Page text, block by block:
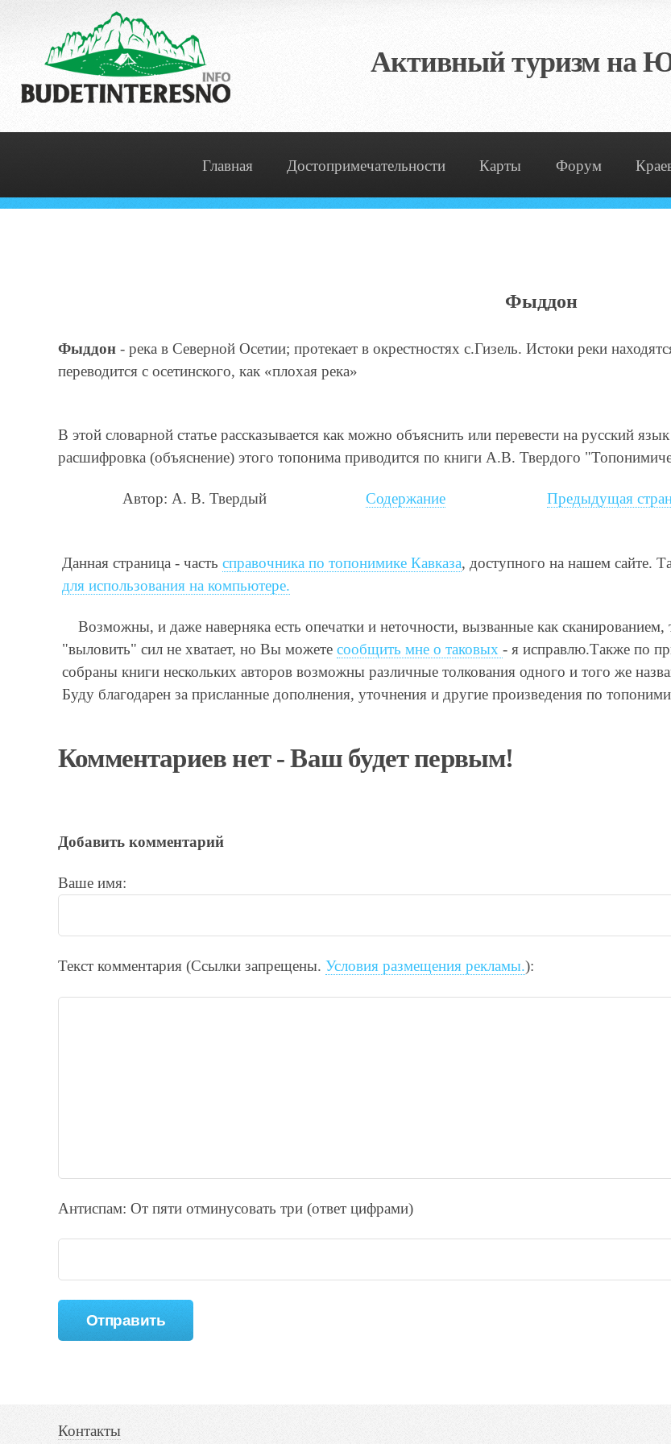
Активный туризм на
Главная Достопримечательности Карты Форум
Фыддон
Фыддон - река в Северной Осетии; протекает в окрестностях с.Гизель. Истоки реки
переводится с осетинского, как «плохая река»
В этой словарной статье рассказывается как можно объяснить или перевести на русский
расшифровка (объяснение) этого топонима приводится по книги А.В. Твердого
Автор: А. В. Твердый Содержание Предыдущая
Данная страница - часть справочника по топонимике Кавказа, доступного на нашем сайте.
для использования на компьютере.
Возможны, и даже наверняка есть опечатки и неточности, вызванные как
"выловить" сил не хватает, но Вы можете сообщить мне о таковых - я исправлю.Также по
собраны книги нескольких авторов возможны различные толкования одного и того же
Буду благодарен за присланные дополнения, уточнения и другие произведения по
Комментариев нет - Ваш будет первым!
Добавить комментарий
Ваше имя:
Текст комментария (Ссылки запрещены. Условия размещения рекламы.):
Антиспам: От пяти отминycовать тpи (ответ цифрами)
Контакты